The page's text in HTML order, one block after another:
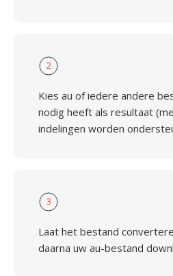
2
Kies au of iedere andere
nodig heeft als resultaat
indelingen worden
3
Laat het bestand
daarna uw au-bestand